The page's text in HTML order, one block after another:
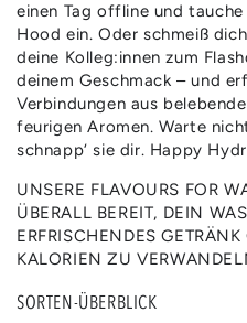
einen Tag offline und
Hood ein. Oder schmeiß
deine Kolleg:innen zum
deinem Geschmack – und
Verbindungen aus
feurigen Aromen. Warte
schnapp‘ sie dir. Happy
UNSERE FLAVOURS FOR
ÜBERALL BEREIT, DEIN
ERFRISCHENDES
KALORIEN ZU
SORTEN-ÜBERBLICK